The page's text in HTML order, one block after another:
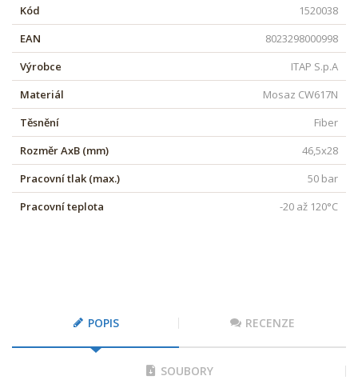
Kód
1520038
EAN
8023298000998
Výrobce
ITAP S.p.A
Materiál
Mosaz CW617N
Těsnění
Fiber
Rozměr AxB (mm)
46,5x28
Pracovní tlak (max.)
50 bar
Pracovní teplota
-20 až 120°C
POPIS RECENZE
SOUBORY